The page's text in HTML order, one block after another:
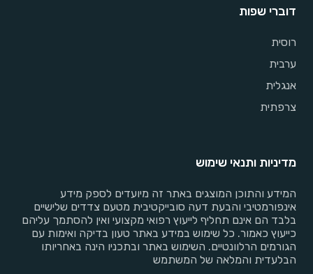
דוברי שפות
רוסית
ערבית
אנגלית
צרפתית
מדיניות ותנאי שימוש
המידע והתוכן המוצגים באתר זה מיועדים לספק מידע
אינפורמטיבי והבעת דעה סובייקטיבית מטעם צדדים שלישיים
בלבד הם אינם תחליף לייעוץ רפואי מקצועי ואין להסתמך עליהם
כייעוץ כאמור. כל שימוש במידע באתר טעון בדיקה ואימות עם
הגורמים הרלוונטיים. השימוש באתר ובתכניו הינה באחריותו
הבלעדית והמלאה של המשתמש